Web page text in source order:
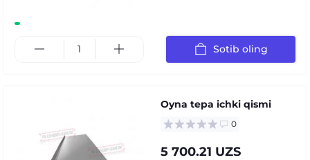
Sotib oling
Oyna tepa ichki qismi
0
5 700.21 UZS